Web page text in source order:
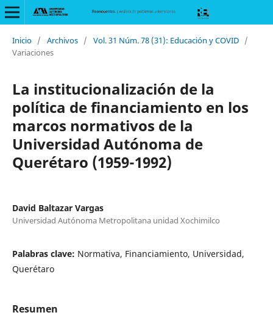
Inicio / Archivos / Vol. 31 Núm. 78 (31): Educación y COVID /
Variaciones
La institucionalización de la
política de financiamiento en los
marcos normativos de la
Universidad Autónoma de
Querétaro (1959-1992)
David Baltazar Vargas
Universidad Autónoma Metropolitana unidad Xochimilco
Palabras clave: Normativa, Financiamiento, Universidad,
Querétaro
Resumen